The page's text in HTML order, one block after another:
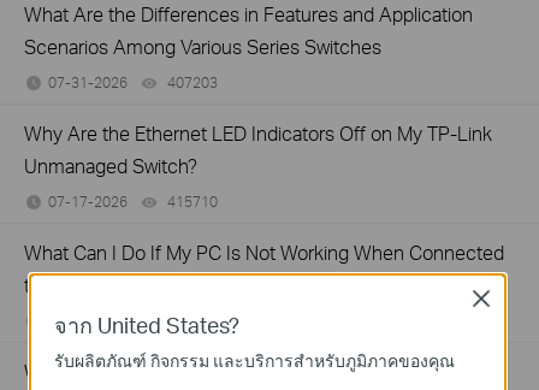
What Are the Differences in Features and Application
Scenarios Among Various Series Switches
07-31-2026 407203
Why Are the Ethernet LED Indicators Off on My TP-Link
Unmanaged Switch?
07-17-2026 415710
What Can I Do If My PC Is Not Working When Connected
to a TP-Link Unmanaged Switch?
07-16-2026 317016views
What Can I Do If My PC Has Slow Network Speed When
จาก United States?
รับผลิตภัณฑ์ กิจกรรม และบริการสำหรับภูมิภาคของคุณ
Close